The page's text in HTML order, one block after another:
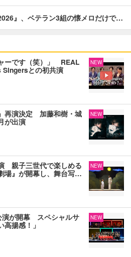
』、ベテラン3組の懐メロだけで…
ーです（笑）」 REAL
Singersとの初共演
NEW
再演決定 加藤和樹・城
が出演
NEW
親子三世代で楽しめる
場』が開幕し、舞台写…
NEW
演が開幕 スペシャルサ
揚感！」
NEW